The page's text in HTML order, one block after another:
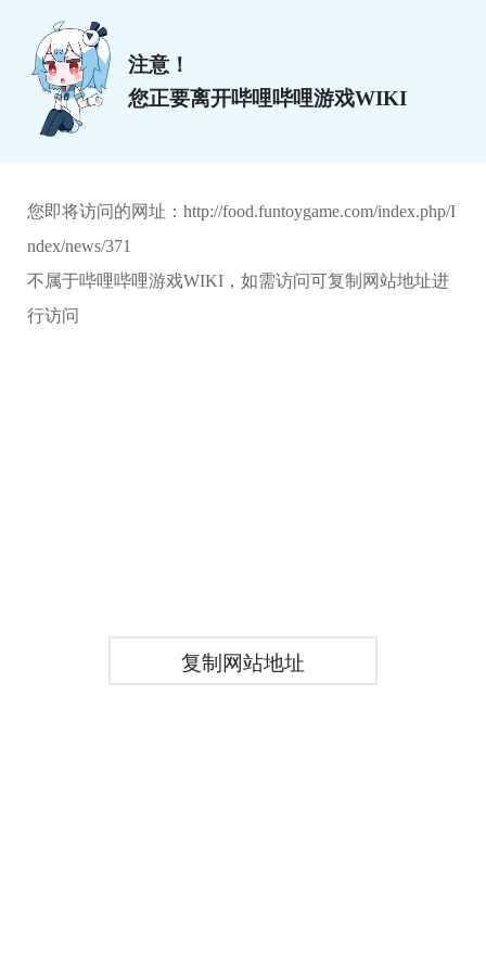
注意！
您正要离开哔哩哔哩游戏WIKI
您即将访问的网址： http://food.funtoygame.com/index.php/I
ndex/news/371
不属于哔哩哔哩游戏WIKI，如需访问可复制网站地址进
行访问
复制网站地址